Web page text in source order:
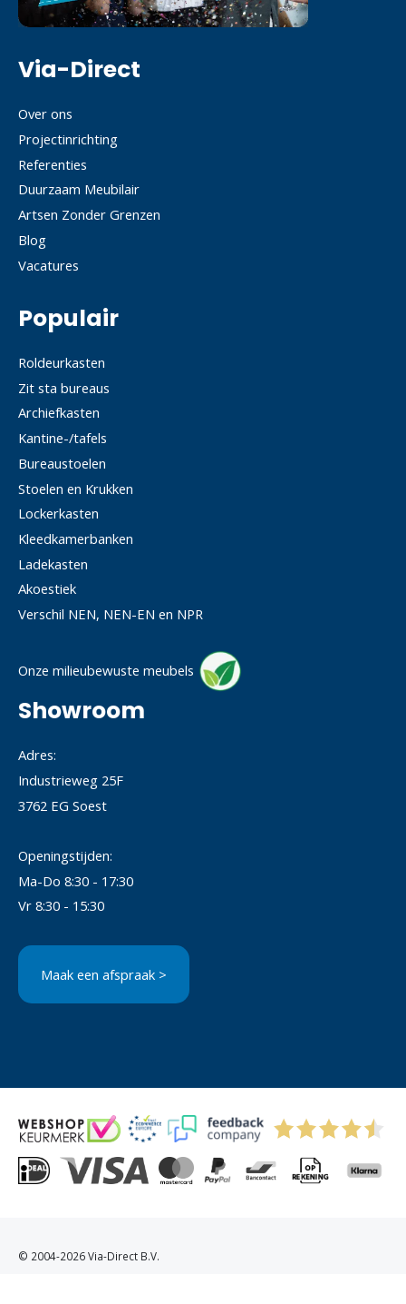
Via-Direct
Over ons
Projectinrichting
Referenties
Duurzaam Meubilair
Artsen Zonder Grenzen
Blog
Vacatures
Populair
Roldeurkasten
Zit sta bureaus
Archiefkasten
Kantine-/tafels
Bureaustoelen
Stoelen en Krukken
Lockerkasten
Kleedkamerbanken
Ladekasten
Akoestiek
Verschil NEN, NEN-EN en NPR
Onze milieubewuste meubels
Showroom
Adres:
Industrieweg 25F
3762 EG Soest
Openingstijden:
Ma-Do 8:30 - 17:30
Vr 8:30 - 15:30
Maak een afspraak >
© 2004-2026 Via-Direct B.V.